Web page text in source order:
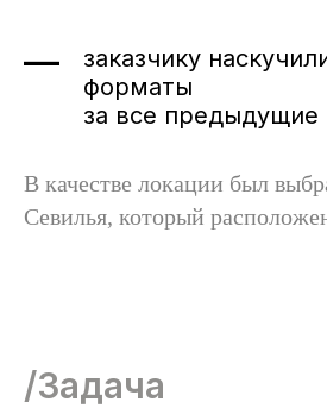
заказчику
форматы
за все предыдущие
В качестве локации был
Севилья, который
/Задача